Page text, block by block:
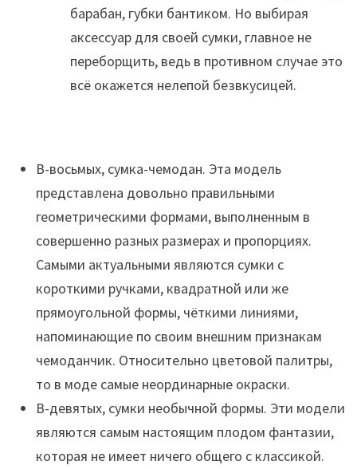
барабан, губки бантиком. Но выбирая
аксессуар для своей сумки, главное не
переборщить, ведь в противном случае это
всё окажется нелепой безвкусицей.
В-восьмых, сумка-чемодан. Эта модель
представлена довольно правильными
геометрическими формами, выполненным в
совершенно разных размерах и пропорциях.
Самыми актуальными являются сумки с
короткими ручками, квадратной или же
прямоугольной формы, чёткими линиями,
напоминающие по своим внешним признакам
чемоданчик. Относительно цветовой палитры,
то в моде самые неординарные окраски.
В-девятых, сумки необычной формы. Эти модели
являются самым настоящим плодом фантазии,
которая не имеет ничего общего с классикой.